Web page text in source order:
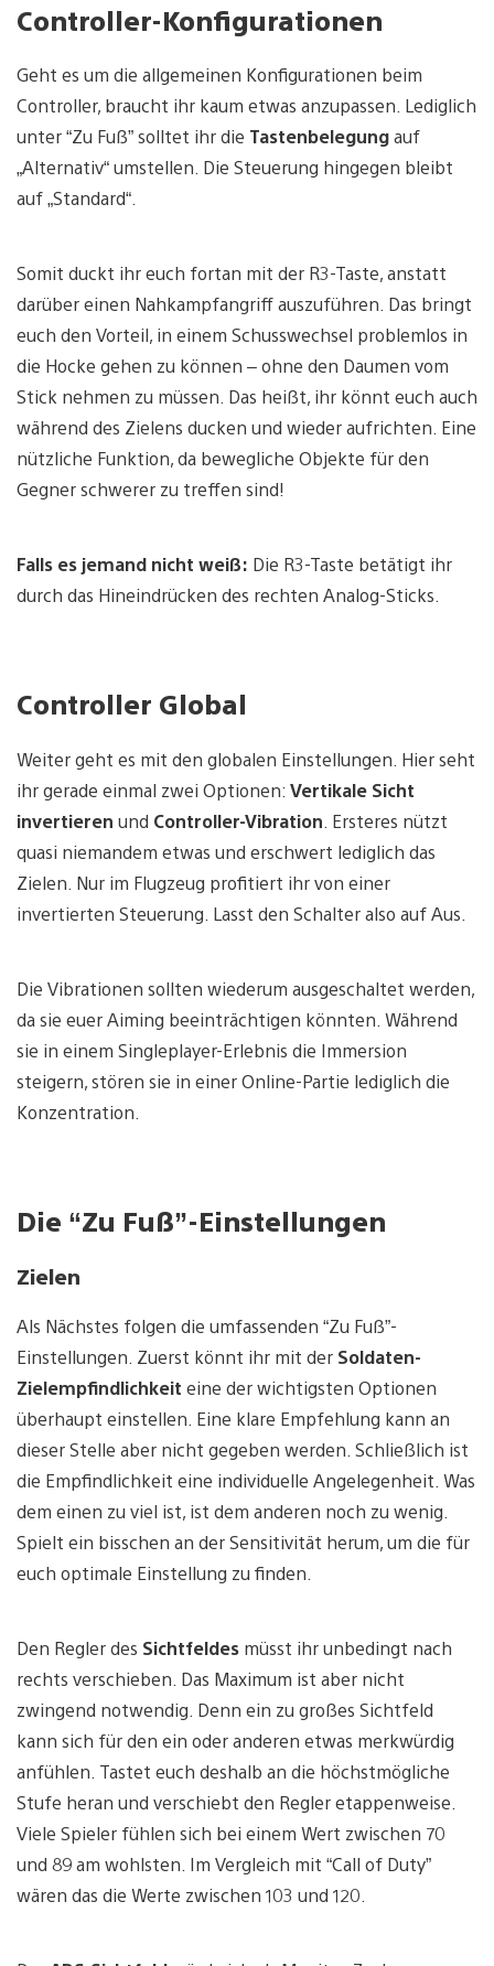
Controller-Konfigurationen
Geht es um die allgemeinen Konfigurationen beim
Controller, braucht ihr kaum etwas anzupassen. Lediglich
unter “Zu Fuß” solltet ihr die Tastenbelegungauf
„Alternativ“ umstellen. Die Steuerung hingegen bleibt
auf „Standard“.
Somit duckt ihr euch fortan mit der R3-Taste, anstatt
darüber einen Nahkampfangriff auszuführen. Das bringt
euch den Vorteil, in einem Schusswechsel problemlos in
die Hocke gehen zu können – ohne den Daumen vom
Stick nehmen zu müssen. Das heißt, ihr könnt euch auch
während des Zielens ducken und wieder aufrichten. Eine
nützliche Funktion, da bewegliche Objekte für den
Gegner schwerer zu treffen sind!
Falls es jemand nicht weiß: Die R3-Taste betätigt ihr
durch das Hineindrücken des rechten Analog-Sticks.
Controller Global
Weiter geht es mit den globalen Einstellungen. Hier seht
ihr gerade einmal zwei Optionen: Vertikale Sicht
invertieren und Controller-Vibration. Ersteres nützt
quasi niemandem etwas und erschwert lediglich das
Zielen. Nur im Flugzeug profitiert ihr von einer
invertierten Steuerung. Lasst den Schalter also auf Aus.
Die Vibrationen sollten wiederum ausgeschaltet werden,
da sie euer Aiming beeinträchtigen könnten. Während
sie in einem Singleplayer-Erlebnis die Immersion
steigern, stören sie in einer Online-Partie lediglich die
Konzentration.
Die “Zu Fuß”-Einstellungen
Zielen
Als Nächstes folgen die umfassenden “Zu Fuß”-
Einstellungen. Zuerst könnt ihr mit der Soldaten-
Zielempfindlichkeit eine der wichtigsten Optionen
überhaupt einstellen. Eine klare Empfehlung kann an
dieser Stelle aber nicht gegeben werden. Schließlich ist
die Empfindlichkeit eine individuelle Angelegenheit. Was
dem einen zu viel ist, ist dem anderen noch zu wenig.
Spielt ein bisschen an der Sensitivität herum, um die für
euch optimale Einstellung zu finden.
Den Regler des Sichtfeldes müsst ihr unbedingt nach
rechts verschieben. Das Maximum ist aber nicht
zwingend notwendig. Denn ein zu großes Sichtfeld
kann sich für den ein oder anderen etwas merkwürdig
anfühlen. Tastet euch deshalb an die höchstmögliche
Stufe heran und verschiebt den Regler etappenweise.
Viele Spieler fühlen sich bei einem Wert zwischen 70
und 89 am wohlsten. Im Vergleich mit “Call of Duty”
wären das die Werte zwischen 103 und 120.